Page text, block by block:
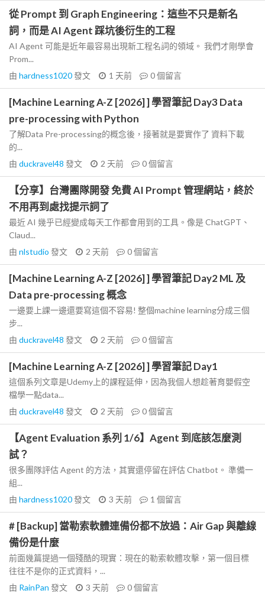
從 Prompt 到 Graph Engineering：這些不只是新名
詞，而是 AI Agent 踩坑後衍生的工程
AI Agent 可能是近年最容易出現新工程名詞的領域。 我們才剛學會
Prom...
由 hardness1020發文 1 天前 0個留言
[Machine Learning A-Z [2026] ] 學習筆記 Day3 Data
pre-processing with Python
了解Data Pre-processing的概念後，接著就是要實作了 資料下載
的...
由 duckravel48 發文 2 天前 0個留言
【分享】台灣團隊開發 免費 AI Prompt 管理網站，終於
不用再到處找提示詞了
最近 AI 幾乎已經變成每天工作都會用到的工具。像是 ChatGPT、
Claud...
由 nlstudio 發文 2 天前 0個留言
[Machine Learning A-Z [2026] ] 學習筆記 Day2 ML 及
Data pre-processing 概念
一邊要上課一邊還要寫這個不容易! 整個machine learning分成三個
步...
由 duckravel48 發文 2 天前 0個留言
[Machine Learning A-Z [2026] ] 學習筆記 Day1
這個系列文章是Udemy上的課程延伸，因為我個人想趁著育嬰假空
檔學一點data...
由 duckravel48 發文 2 天前 0個留言
【Agent Evaluation 系列 1/6】Agent 到底該怎麼測
試？
很多團隊評估 Agent 的方法，其實還停留在評估 Chatbot。 準備一
組...
由 hardness1020發文 3 天前 1 個留言
# [Backup] 當勒索軟體連備份都不放過：Air Gap 與離線
備份是什麼
前面幾篇提過一個殘酷的現實：現在的勒索軟體攻擊，第一個目標
往往不是你的正式資料，...
由 RainPan 發文 3 天前 0個留言